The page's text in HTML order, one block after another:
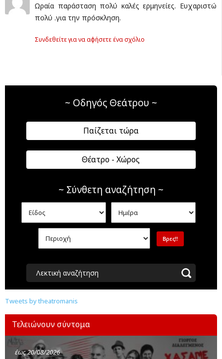
Ωραία παράσταση πολύ καλές ερμηνείες. Ευχαριστώ
πολύ .για την πρόσκληση.
Συνδεθείτε για να αφήσετε ένα σχόλιο
~ Οδηγός Θεάτρου ~
Παίζεται τώρα
Θέατρο - Χώρος
~ Σύνθετη αναζήτηση ~
Λεκτική αναζήτηση
Tweets by theatromanis
Τελειώνουν σύντομα
έως 20/08/2026